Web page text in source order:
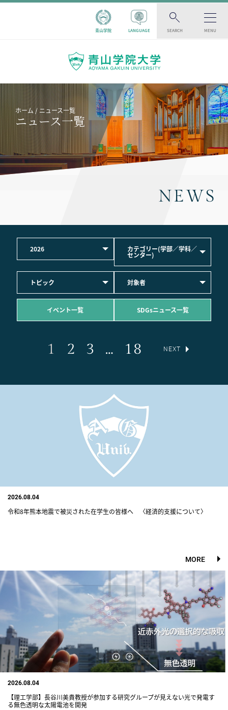
青山学院 LANGUAGE SEARCH MENU
ホーム ニュース一覧
ニュース一覧
NEWS
2026 カテゴリー(学部／学科／
センター)
トピック 対象者
イベント一覧 SDGsニュース一覧
1 2 3 … 18 NEXT
2026.08.04
令和8年熊本地震で被災された在学生の皆様へ 〈経済的支援について〉
MORE
2026.08.04
【理工学部】長谷川美貴教授が参加する研究グループが見えない光で発電す
る無色透明な太陽電池を開発